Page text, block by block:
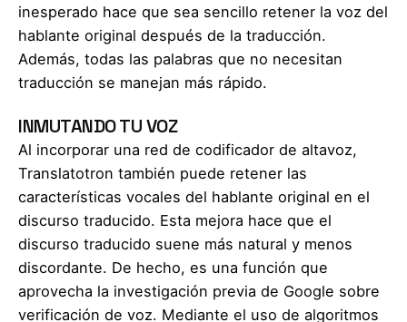
inesperado hace que sea sencillo retener la voz del
hablante original después de la traducción.
Además, todas las palabras que no necesitan
traducción se manejan más rápido.
INMUTANDO TU VOZ
Al incorporar una red de codificador de altavoz,
Translatotron también puede retener las
características vocales del hablante original en el
discurso traducido. Esta mejora hace que el
discurso traducido suene más natural y menos
discordante. De hecho, es una función que
aprovecha la investigación previa de Google sobre
verificación de voz. Mediante el uso de algoritmos